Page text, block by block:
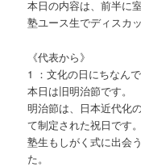
本日の内容は、前半に
塾ユース生でディスカ
《代表から》
1 ：文化の日にちなんで
本日は旧明治節です。
明治節は、日本近代化
て制定された祝日です。
塾生もしがく式に出会
た。